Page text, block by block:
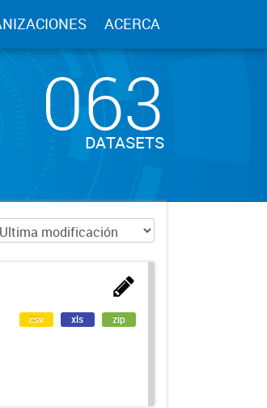
ACERCA
063
DATASETS
csv xls zip